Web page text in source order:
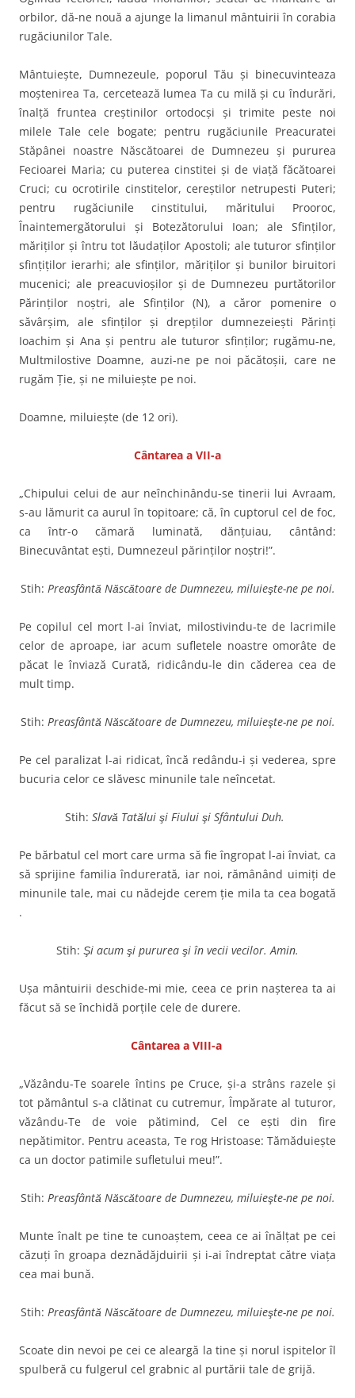
orbilor, dă-ne nouă a ajunge la limanul mântuirii în corabia
rugăciunilor Tale.
Mântuiește, Dumnezeule, poporul Tău și binecuvinteaza
moștenirea Ta, cercetează lumea Ta cu milă și cu îndurări,
înalță fruntea creștinilor ortodocși și trimite peste noi
milele Tale cele bogate; pentru rugăciunile Preacuratei
Stăpânei noastre Născătoarei de Dumnezeu și pururea
Fecioarei Maria; cu puterea cinstitei și de viață făcătoarei
Cruci; cu ocrotirile cinstitelor, cereștilor netrupesti Puteri;
pentru rugăciunile cinstitului, măritului Prooroc,
Înaintemergătorului și Botezătorului Ioan; ale Sfinților,
măriților și întru tot lăudaților Apostoli; ale tuturor sfinților
sfințiților ierarhi; ale sfinților, măriților și bunilor biruitori
mucenici; ale preacuvioșilor și de Dumnezeu purtătorilor
Părinților noștri, ale Sfinților (N), a căror pomenire o
săvârșim, ale sfinților și drepților dumnezeiești Părinți
Ioachim și Ana și pentru ale tuturor sfinților; rugămu-ne,
Multmilostive Doamne, auzi-ne pe noi păcătoșii, care ne
rugăm Ţie, și ne miluiește pe noi.
Doamne, miluieşte (de 12 ori).
Cântarea a VII-a
„Chipului celui de aur neînchinându-se tinerii lui Avraam,
s-au lămurit ca aurul în topitoare; că, în cuptorul cel de foc,
ca într-o cămară luminată, dănţuiau, cântând:
Binecuvântat eşti, Dumnezeul părinţilor noştri!”.
Stih: Preasfântă Născătoare de Dumnezeu, miluieşte-ne pe noi.
Pe copilul cel mort l-ai înviat, milostivindu-te de lacrimile
celor de aproape, iar acum sufletele noastre omorâte de
păcat le înviază Curată, ridicându-le din căderea cea de
mult timp.
Stih: Preasfântă Născătoare de Dumnezeu, miluieşte-ne pe noi.
Pe cel paralizat l-ai ridicat, încă redându-i şi vederea, spre
bucuria celor ce slăvesc minunile tale neîncetat.
Stih: Slavă Tatălui şi Fiului şi Sfântului Duh.
Pe bărbatul cel mort care urma să fie îngropat l-ai înviat, ca
să sprijine familia îndurerată, iar noi, rămânând uimiţi de
minunile tale, mai cu nădejde cerem ţie mila ta cea bogată
.
Stih: Şi acum şi pururea şi în vecii vecilor. Amin.
Uşa mântuirii deschide-mi mie, ceea ce prin naşterea ta ai
făcut să se închidă porţile cele de durere.
Cântarea a VIII-a
„Văzându-Te soarele întins pe Cruce, şi-a strâns razele şi
tot pământul s-a clătinat cu cutremur, Împărate al tuturor,
văzându-Te de voie pătimind, Cel ce eşti din fire
nepătimitor. Pentru aceasta, Te rog Hristoase: Tămăduieşte
ca un doctor patimile sufletului meu!”.
Stih: Preasfântă Născătoare de Dumnezeu, miluieşte-ne pe noi.
Munte înalt pe tine te cunoaştem, ceea ce ai înălţat pe cei
căzuţi în groapa deznădăjduirii şi i-ai îndreptat către viaţa
cea mai bună.
Stih: Preasfântă Născătoare de Dumnezeu, miluieşte-ne pe noi.
Scoate din nevoi pe cei ce aleargă la tine şi norul ispitelor îl
spulberă cu fulgerul cel grabnic al purtării tale de grijă.